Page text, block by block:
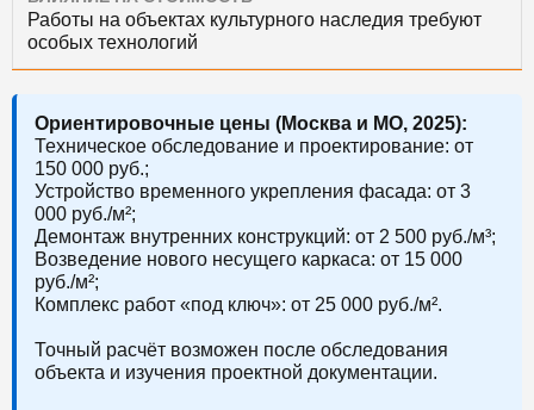
Работы на объектах культурного наследия требуют
особых технологий
Ориентировочные цены (Москва и МО, 2025):
Техническое обследование и проектирование: от
150 000 руб.;
Устройство временного укрепления фасада: от 3
000 руб./м²;
Демонтаж внутренних конструкций: от 2 500 руб./м³;
Возведение нового несущего каркаса: от 15 000
руб./м²;
Комплекс работ «под ключ»: от 25 000 руб./м².
Точный расчёт возможен после обследования
объекта и изучения проектной документации.